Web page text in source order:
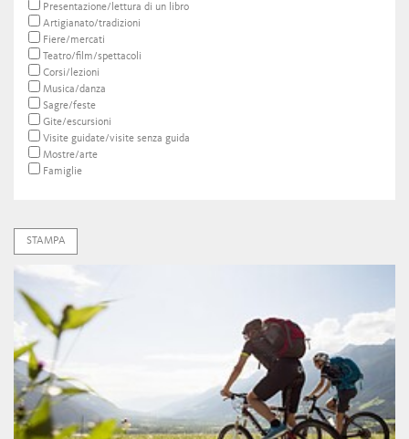
Presentazione/lettura di un libro
Artigianato/tradizioni
Fiere/mercati
Teatro/film/spettacoli
Corsi/lezioni
Musica/danza
Sagre/feste
Gite/escursioni
Visite guidate/visite senza guida
Mostre/arte
Famiglie
STAMPA